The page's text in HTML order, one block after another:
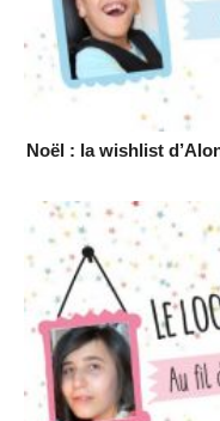
Noël : la wishlist